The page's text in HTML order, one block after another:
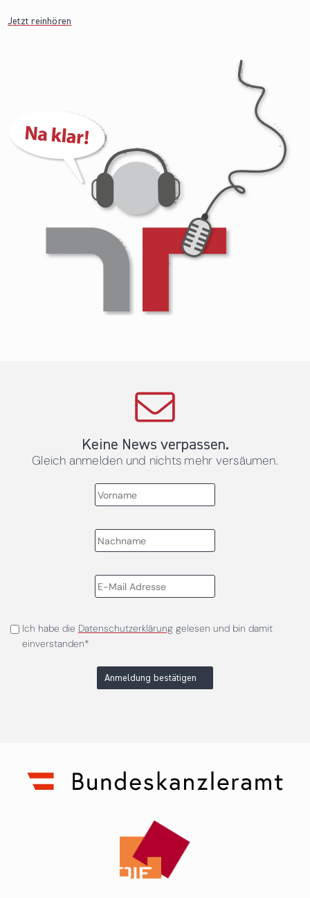
Jetzt reinhören
Keine News verpassen.
Gleich anmelden und nichts mehr versäumen.
Ich habe die Datenschutzerklärunggelesen und bin damit
einverstanden*
Anmeldung bestätigen